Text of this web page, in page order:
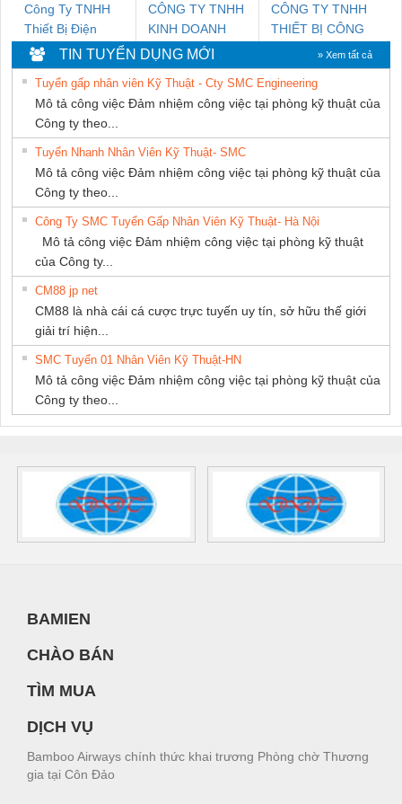
Công Ty TNHH
Thiết Bị Điện
Nam Quốc Thịnh
CÔNG TY TNHH
KINH DOANH
DỊCH VỤ XNK
PHƯƠNG NAM
CÔNG TY TNHH
THIẾT BỊ CÔNG
NGHIỆP NIHON
SETSUBI VIỆT
NAM
TIN TUYỂN DỤNG MỚI » Xem tất cả
Tuyển gấp nhân viên Kỹ Thuật - Cty SMC Engineering
Mô tả công việc Đảm nhiệm công việc tại phòng kỹ thuật của
Công ty theo...
Tuyển Nhanh Nhân Viên Kỹ Thuật- SMC
Mô tả công việc Đảm nhiệm công việc tại phòng kỹ thuật của
Công ty theo...
Công Ty SMC Tuyển Gấp Nhân Viên Kỹ Thuật- Hà Nội
Mô tả công việc Đảm nhiệm công việc tại phòng kỹ thuật
của Công ty...
CM88 jp net
CM88 là nhà cái cá cược trực tuyến uy tín, sở hữu thế giới
giải trí hiện...
SMC Tuyển 01 Nhân Viên Kỹ Thuật-HN
Mô tả công việc Đảm nhiệm công việc tại phòng kỹ thuật của
Công ty theo...
BAMIEN
CHÀO BÁN
TÌM MUA
DỊCH VỤ
Bamboo Airways chính thức khai trương Phòng chờ Thương
gia tại Côn Đảo